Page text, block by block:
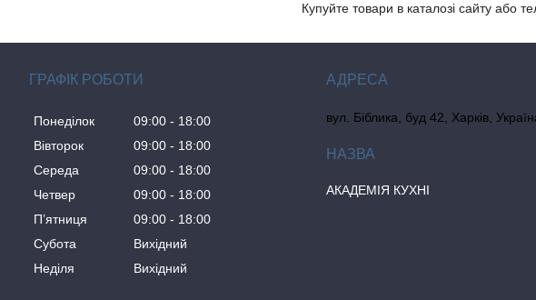
Купуйте товари в каталозі сайту або
ГРАФІК РОБОТИ
Понеділок 09:00
18:00
Вівторок
09:00
18:00
Середа
09:00
18:00
Четвер
09:00
18:00
Пʼятниця
09:00
18:00
Субота
Вихідний
Неділя
Вихідний
вул. Біблика, буд 42, Харків,
АКАДЕМІЯ КУХНІ